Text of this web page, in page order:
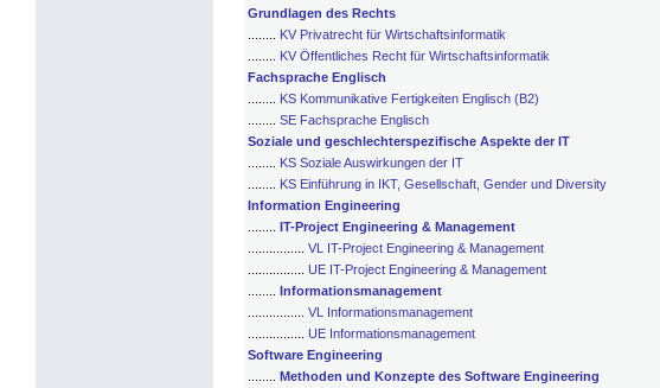
Grundlagen des Rechts
KV Privatrecht für Wirtschaftsinformatik
KV Öffentliches Recht für Wirtschaftsinformatik
Fachsprache Englisch
KS Kommunikative Fertigkeiten Englisch (B2)
SE Fachsprache Englisch
Soziale und geschlechterspezifische Aspekte der IT
KS Soziale Auswirkungen der IT
KS Einführung in IKT, Gesellschaft, Gender und Diversity
Information Engineering
IT-Project Engineering & Management
VL IT-Project Engineering & Management
UE IT-Project Engineering & Management
Informationsmanagement
VL Informationsmanagement
UE Informationsmanagement
Software Engineering
Methoden und Konzepte des Software Engineering